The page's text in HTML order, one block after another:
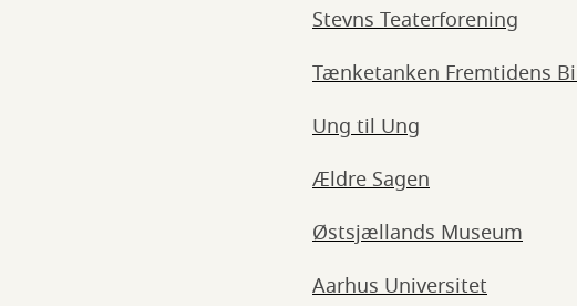
Stevns Teaterforening
Tænketanken Fremtidens
Ung til Ung
Ældre Sagen
Østsjællands Museum
Aarhus Universitet